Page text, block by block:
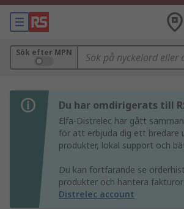
Sök efter MPN
Du har omdirigerats till
Elfa-Distrelec har gått
för att erbjuda dig ett bredare
produkter, lokal support och
Du kan fortfarande se
produkter och hantera
Distrelec account